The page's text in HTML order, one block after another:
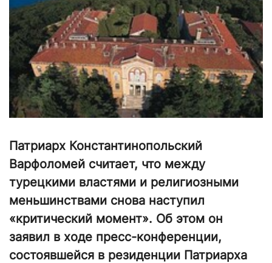
Патриарх Константинопольский
Варфоломей считает, что между
турецкими властями и религиозными
меньшинствами снова наступил
«критический момент». Об этом он
заявил в ходе пресс-конференции,
состоявшейся в резиденции Патриарха